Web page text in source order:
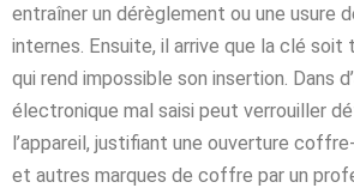
entraîner un dérèglement ou une usure
internes. Ensuite, il arrive que la clé soit
qui rend impossible son insertion. Dans
électronique mal saisi peut verrouiller
l’appareil, justifiant une ouverture
et autres marques de coffre par un